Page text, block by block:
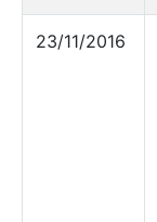
23/11/2016